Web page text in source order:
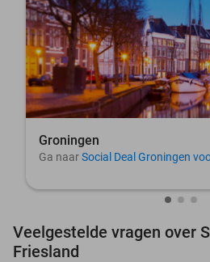
Groningen
Ga naarSocial Deal Groningen
Veelgestelde vragen over
Friesland